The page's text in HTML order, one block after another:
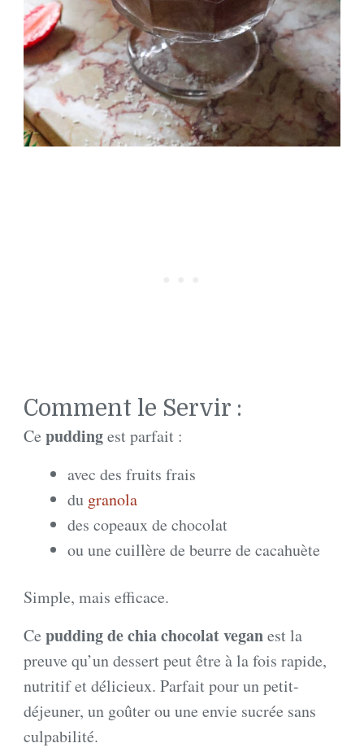
Comment le Servir :
Ce puddingest parfait :
avec des fruits frais
du granola
des copeaux de chocolat
ou une cuillère de beurre de cacahuète
Simple, mais efficace.
Ce pudding de chia chocolat veganest la
preuve qu’un dessert peut être à la fois rapide,
nutritif et délicieux. Parfait pour un petit-
déjeuner, un goûter ou une envie sucrée sans
culpabilité.